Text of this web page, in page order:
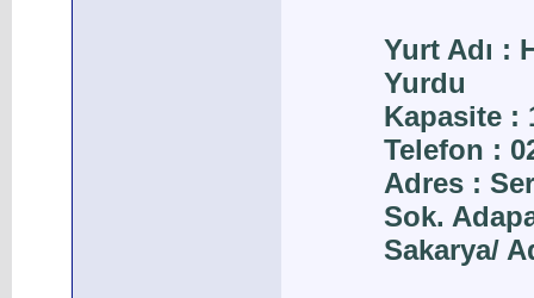
Yurt Adı :
Yurdu
Kapasite :
Telefon :
Adres :
Sok.
Sakarya/